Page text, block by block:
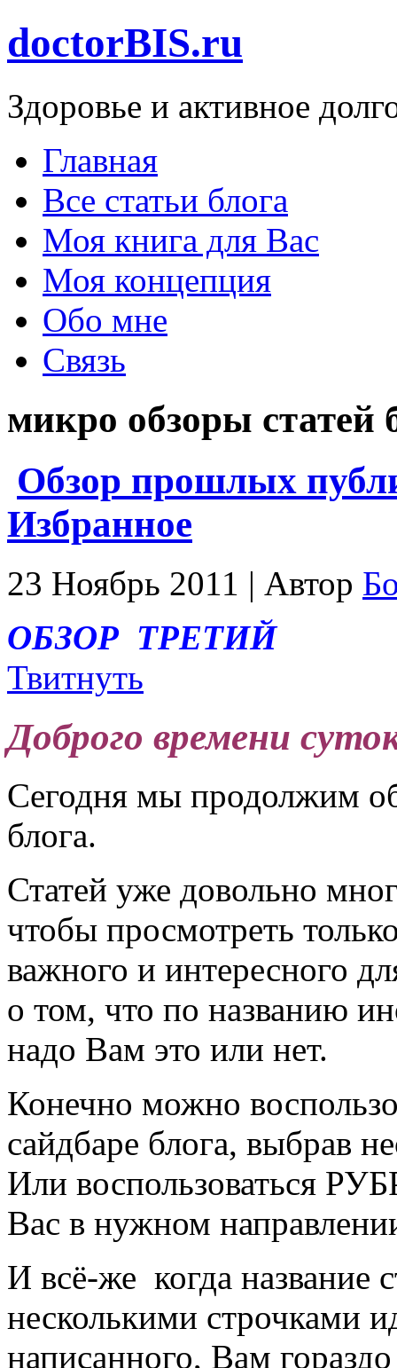
doctorBIS.ru
Здоровье и активное
Главная
Все статьи блога
Моя книга для Вас
Моя концепция
Обо мне
Связь
микро обзоры статей
Обзор прошлых
Избранное
23 Ноябрь 2011 | Автор
ОБЗОР ТРЕТИЙ
Твитнуть
Доброго времени
Сегодня мы продолжим
блога.
Статей уже довольно
чтобы просмотреть
важного и интересного
о том, что по названию
надо Вам это или нет.
Конечно можно
сайдбаре блога, выбрав
Или воспользоваться
Вас в нужном
И всё-же когда название
несколькими строчками
написанного, Вам